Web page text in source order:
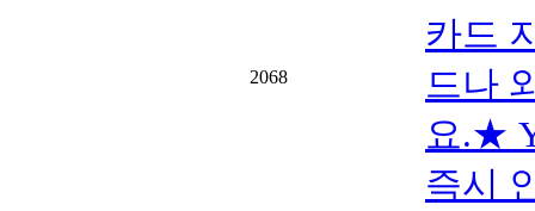
2068
카드
드나
요.★
즉시